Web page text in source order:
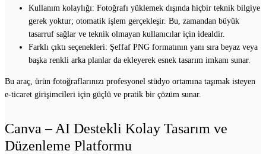
Kullanım kolaylığı: Fotoğrafı yüklemek dışında hiçbir teknik bilgiye
gerek yoktur; otomatik işlem gerçekleşir. Bu, zamandan büyük
tasarruf sağlar ve teknik olmayan kullanıcılar için idealdir.
Farklı çıktı seçenekleri: Şeffaf PNG formatının yanı sıra beyaz veya
başka renkli arka planlar da ekleyerek esnek tasarım imkanı sunar.
Bu araç, ürün fotoğraflarınızı profesyonel stüdyo ortamına taşımak isteyen
e-ticaret girişimcileri için güçlü ve pratik bir çözüm sunar.
Canva – AI Destekli Kolay Tasarım ve
Düzenleme Platformu